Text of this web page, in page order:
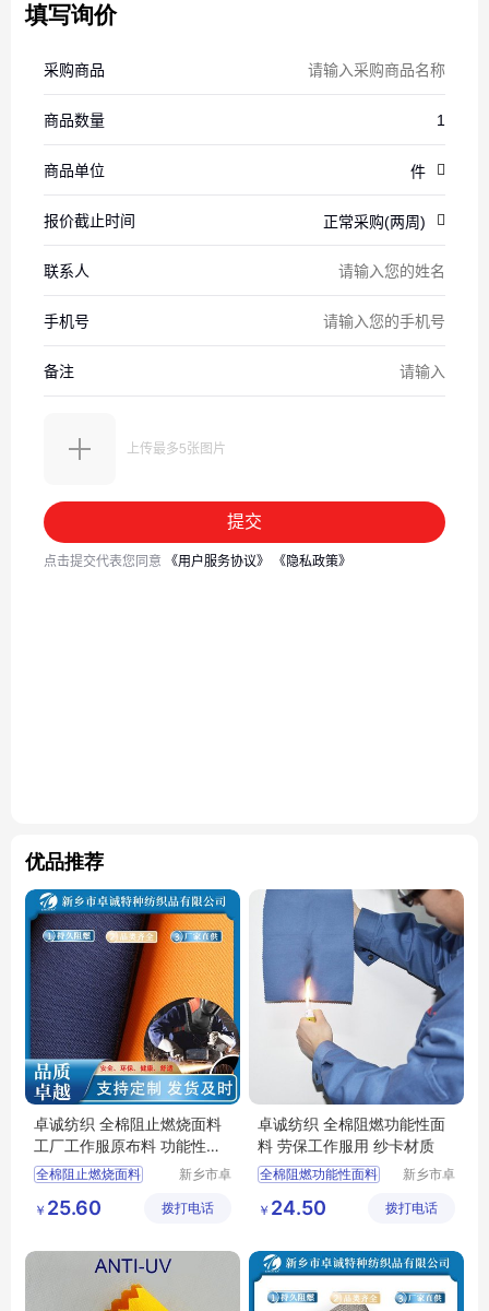
填写询价
优品推荐
卓诚纺织 全棉阻止燃烧面料
工厂工作服原布料 功能性布
天然纤维棉
全棉阻止燃烧面料
阻燃布厂家
新乡市卓
织品有限
￥ 25.60 拨打电话
卓诚纺织 全棉阻燃功能性面
料 劳保工作服用 纱卡材质
全棉阻燃功能性面料
阻燃布厂家
新乡市卓
织品有限
￥ 24.50 拨打电话